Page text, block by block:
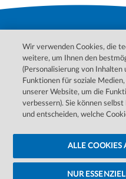
Bitte wenden Sie sich für
Informationen zu Ihren
Datenschutzerklärung
Cookie-Einstellungen ändern
Wir verwenden Cookies, die
weitere, um Ihnen den
(Personalisierung von
Funktionen für soziale
unserer Website, um die
verbessern). Sie können
und entscheiden, welche
NUR
ALLE COOKIES